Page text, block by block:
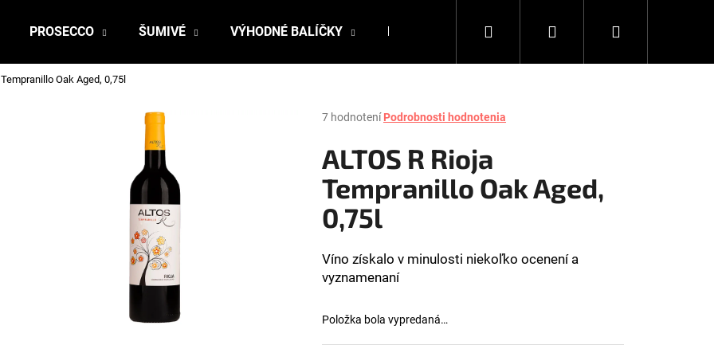
PROSECCO ŠUMIVÉ VÝHODNÉ BALÍČKY DARČEKY KÁVA DOPLNKY
Hľadať PrihlásenieNákupný
Tempranillo Oak Aged, 0,75l
Priemerné
je
4,0
5
hviezdičiek.
7 hodnotení Podrobnosti hodnotenia
ALTOS R Rioja
Tempranillo Oak Aged,
0,75l
Víno získalo v minulosti niekoľko ocenení a
vyznamenaní
Položka bola vypredaná…
Čo potrebujete nájsť?
Odporúčame